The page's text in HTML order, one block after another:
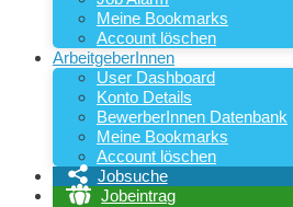
Meine Bookmarks
Account löschen
ArbeitgeberInnen
User Dashboard
Konto Details
BewerberInnen Datenbank
Meine Bookmarks
Account löschen
Jobsuche
Jobeintrag